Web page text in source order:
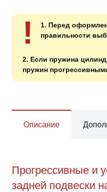
!
1. Перед
правильности
2. Если пружина
пружин
Описание
Прогрессивные и
задней подвески